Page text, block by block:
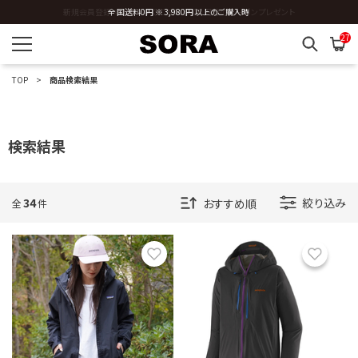
全国送料0円 ※3,980円以上のご購入時
27
TOP 商品検索結果
検索結果
全34件 絞り込み
お気に入り